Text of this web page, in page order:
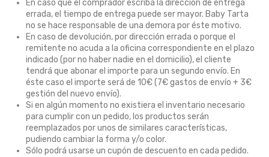
En caso que el comprador escriba la dirección de entrega
errada, el tiempo de entrega puede ser mayor. Baby Tarta
no se hace responsable de una demora por éste motivo.
En caso de devolución, por dirección errada o porque el
remitente no acuda a la oficina correspondiente en el plazo
indicado (por no haber nadie en el domicilio), el cliente
tendrá que abonar el importe para un segundo envío. En
éste caso el importe será de 10€ (7€ gastos de envío + 3€
gestión del nuevo envío).
Si en algún momento no existiera el inventario necesario
para cumplir con un pedido, los productos serán
reemplazados por unos de similares características,
pudiendo cambiar la forma y/o color.
Sólo podrá usarse un cupón de descuento en cada pedido.